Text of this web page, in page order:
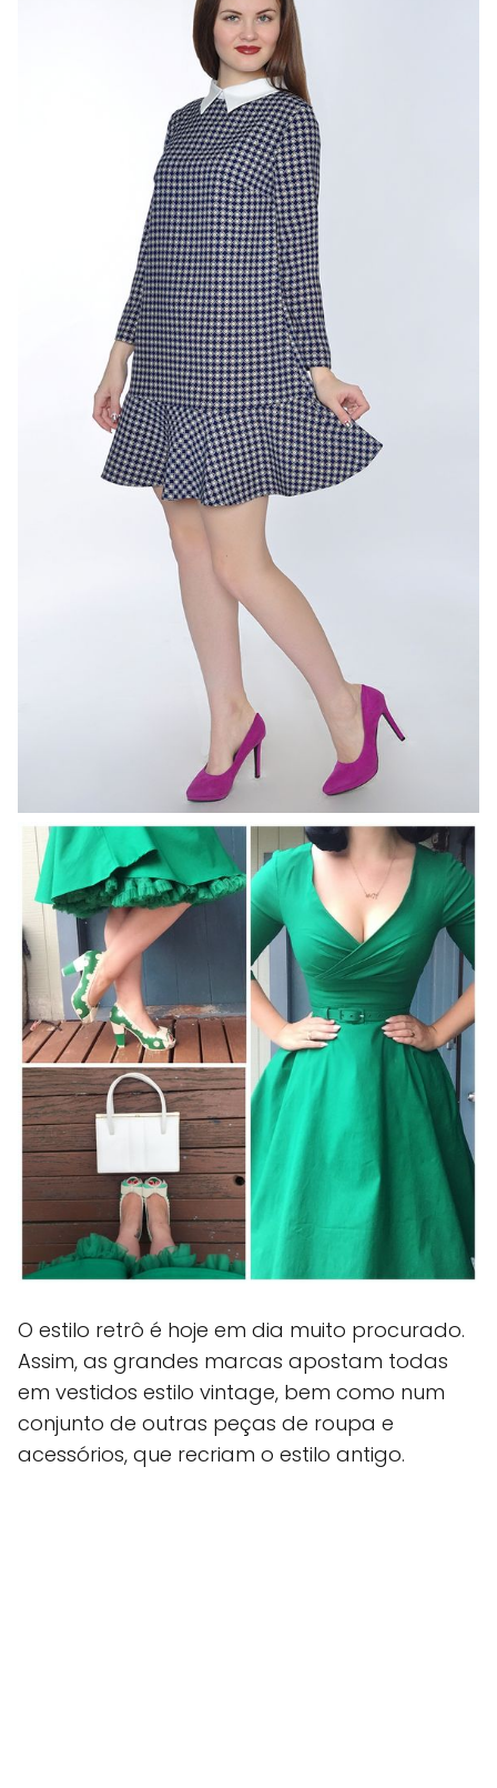
O estilo retrô é hoje em dia muito procurado.
Assim, as grandes marcas apostam todas
em vestidos estilo vintage, bem como num
conjunto de outras peças de roupa e
acessórios, que recriam o estilo antigo.